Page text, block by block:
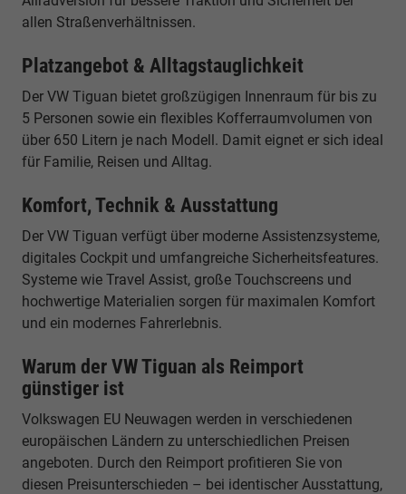
allen Straßenverhältnissen.
Platzangebot & Alltagstauglichkeit
Der VW Tiguan bietet großzügigen Innenraum für bis zu
5 Personen sowie ein flexibles Kofferraumvolumen von
über 650 Litern je nach Modell. Damit eignet er sich ideal
für Familie, Reisen und Alltag.
Komfort, Technik & Ausstattung
Der VW Tiguan verfügt über moderne Assistenzsysteme,
digitales Cockpit und umfangreiche Sicherheitsfeatures.
Systeme wie Travel Assist, große Touchscreens und
hochwertige Materialien sorgen für maximalen Komfort
und ein modernes Fahrerlebnis.
Warum der VW Tiguan als Reimport
günstiger ist
Volkswagen EU Neuwagen werden in verschiedenen
europäischen Ländern zu unterschiedlichen Preisen
angeboten. Durch den Reimport profitieren Sie von
diesen Preisunterschieden – bei identischer Ausstattung,